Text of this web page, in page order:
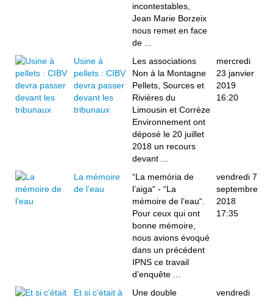
incontestables,
Jean Marie Borzeix
nous remet en face
de ...
Usine à
pellets : CIBV
devra passer
devant les
tribunaux
Les associations
Non à la Montagne
Pellets, Sources et
Rivières du
Limousin et Corrèze
Environnement ont
déposé le 20 juillet
2018 un recours
devant ...
mercredi
23 janvier
2019
16:20
La mémoire
de l’eau
“La memòria de
l’aiga“ - “La
mémoire de l’eau“.
Pour ceux qui ont
bonne mémoire,
nous avions évoqué
dans un précédent
IPNS ce travail
d’enquête ...
vendredi 7
septembre
2018
17:35
Et si c’était à Une double vendredi